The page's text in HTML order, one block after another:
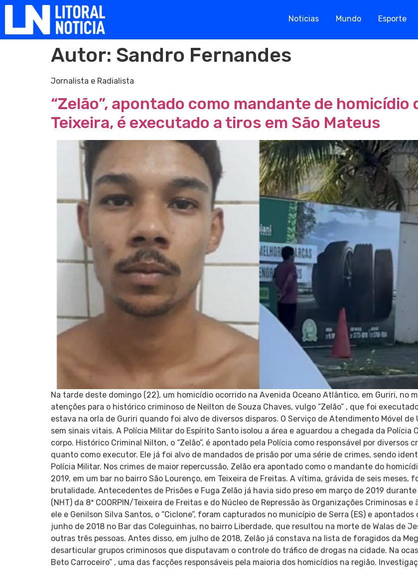
Noticias Mundo Esporte
Autor: Sandro Fernandes
Jornalista e Radialista
“Zelão”, apontado como mandante de homicídio
Teixeira, é executado a tiros em São Mateus
Na tarde deste domingo (22), um homicídio ocorrido na Avenida Oceano Atlântico, em Guriri, no
atenções para o histórico criminoso de Neilton de Souza Chaves, vulgo “Zelão” , que foi
estava na orla de Guriri quando foi alvo de diversos disparos. O Serviço de Atendimento Móvel
sem sinais vitais. A Polícia Militar do Espírito Santo isolou a área e aguardou a chegada da
corpo. Histórico Criminal Nilton, o “Zelão”, é apontado pela Polícia como responsável por
quanto como executor. Ele já foi alvo de mandados de prisão por uma série de crimes, sendo
Polícia Militar. Nos crimes de maior repercussão, Zelão era apontado como o mandante do
2019, em um bar no bairro São Lourenço, em Teixeira de Freitas. A vítima, grávida de seis
brutalidade. Antecedentes de Prisões e Fuga Zelão já havia sido preso em março de 2019
(NHT) da 8ª COORPIN/Teixeira de Freitas e do Núcleo de Repressão às Organizações Criminosas
ele e Genilson Silva Santos, o “Ciclone”, foram capturados no município de Serra (ES) e
junho de 2018 no Bar das Coleguinhas, no bairro Liberdade, que resultou na morte de Walas de
outras três pessoas. Antes disso, em julho de 2018, Zelão já constava na lista de foragidos da
desarticular grupos criminosos que disputavam o controle do tráfico de drogas na cidade. Na
Beto Carroceiro” , uma das facções responsáveis pela maioria dos homicídios na região.